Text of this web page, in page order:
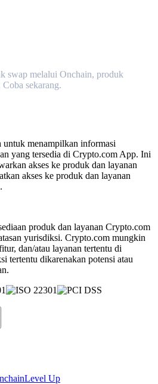
swap melalui Onchain, produk
sekarang.
menampilkan informasi
yang tersedia di Crypto.com App. Ini
akses ke produk dan layanan
akses ke produk dan layanan
produk dan layanan Crypto.com
yurisdiksi. Crypto.com mungkin
dan/atau layanan tertentu di
tertentu dikarenakan potensi atau
Level Up